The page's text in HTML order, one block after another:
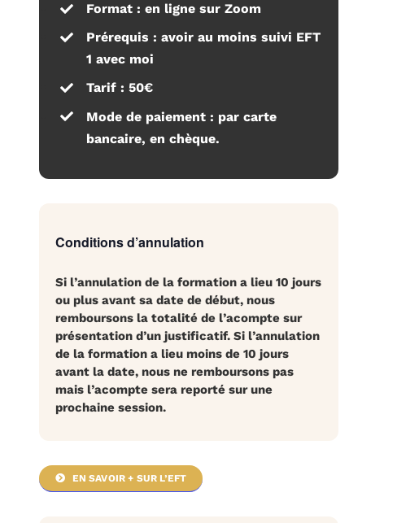
Format : en ligne sur Zoom
Prérequis : avoir au moins suivi EFT
1 avec moi
Tarif : 50€
Mode de paiement : par carte
bancaire, en chèque.
Conditions d’annulation
Si l’annulation de la formation a lieu 10 jours
ou plus avant sa date de début, nous
remboursons la totalité de l’acompte sur
présentation d’un justificatif. Si l’annulation
de la formation a lieu moins de 10 jours
avant la date, nous ne remboursons pas
mais l’acompte sera reporté sur une
prochaine session.
EN SAVOIR + SUR L’EFT